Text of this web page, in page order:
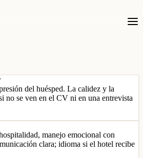
del huésped. La calidez y la
no se ven en el CV ni en una entrevista
manejo emocional con
clara; idioma si el hotel recibe